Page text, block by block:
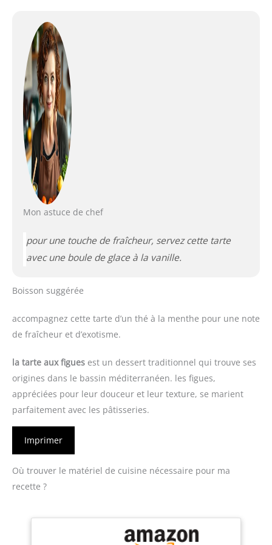
Mon astuce de chef
pour une touche de fraîcheur, servez cette tarte
avec une boule de glace à la vanille.
Boisson suggérée
accompagnez cette tarte d’un thé à la menthe pour une note
de fraîcheur et d’exotisme.
la tarte aux figues est un dessert traditionnel qui trouve ses
origines dans le bassin méditerranéen. les figues,
appréciées pour leur douceur et leur texture, se marient
parfaitement avec les pâtisseries.
Imprimer
Où trouver le matériel de cuisine nécessaire pour ma
recette ?